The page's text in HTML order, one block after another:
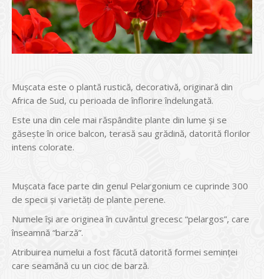
Mușcata este o plantă rustică, decorativă, originară din
Africa de Sud, cu perioada de înflorire îndelungată.
Este una din cele mai răspândite plante din lume și se
găsește în orice balcon, terasă sau grădină, datorită florilor
intens colorate.
Mușcata face parte din genul Pelargonium ce cuprinde 300
de specii și varietăți de plante perene.
Numele își are originea în cuvântul grecesc “pelargos”, care
înseamnă “barză”.
Atribuirea numelui a fost făcută datorită formei seminței
care seamănă cu un cioc de barză.